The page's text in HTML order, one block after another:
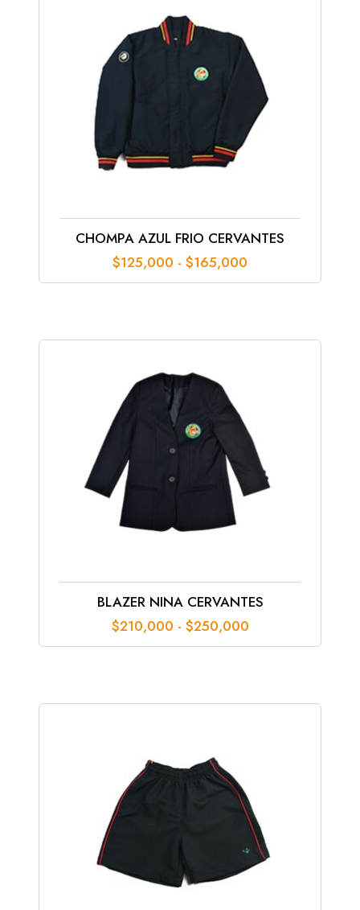
CHOMPA AZUL FRIO CERVANTES
$125,000 - $165,000
de
hasta
BLAZER NINA CERVANTES
$210,000 - $250,000Rango
de
hasta